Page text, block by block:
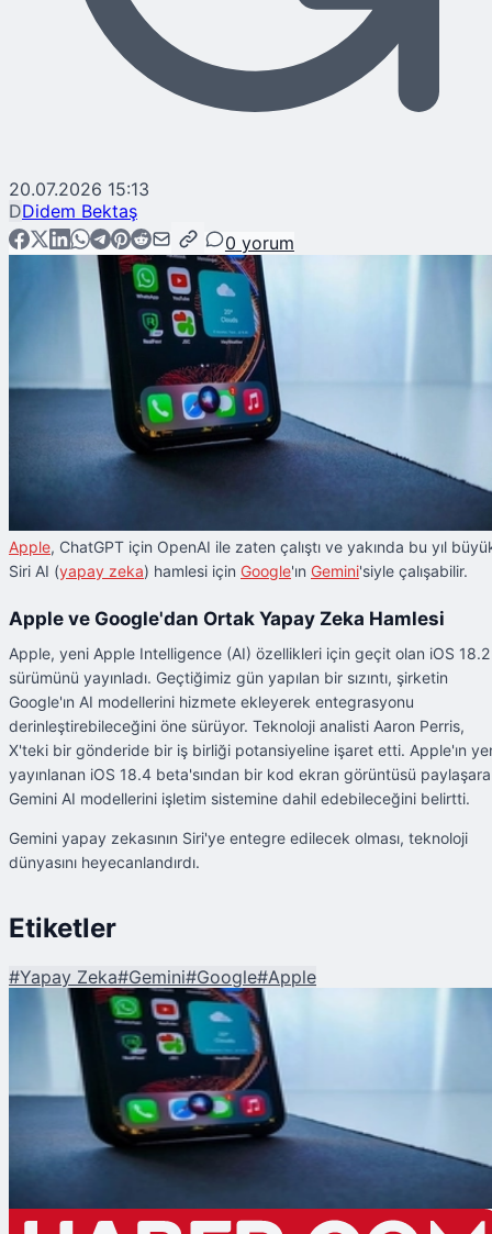
20.07.2026 15:13
DDidem Bektaş
0 yorum
Apple, ChatGPT için OpenAI ile zaten çalıştı ve yakında bu yıl
Siri AI (yapay zeka) hamlesi için Google'ın Gemini'siyle çalışabilir.
Apple ve Google'dan Ortak Yapay Zeka Hamlesi
Apple, yeni Apple Intelligence (AI) özellikleri için geçit olan iOS 18.2
sürümünü yayınladı. Geçtiğimiz gün yapılan bir sızıntı, şirketin
Google'ın AI modellerini hizmete ekleyerek entegrasyonu
derinleştirebileceğini öne sürüyor. Teknoloji analisti Aaron Perris,
X'teki bir gönderide bir iş birliği potansiyeline işaret etti. Apple'ın
yayınlanan iOS 18.4 beta'sından bir kod ekran görüntüsü
Gemini AI modellerini işletim sistemine dahil edebileceğini belirtti.
Gemini yapay zekasının Siri'ye entegre edilecek olması, teknoloji
dünyasını heyecanlandırdı.
Etiketler
#Yapay Zeka#Gemini#Google#Apple
Apple Siri, Google Gemini ile Birleşiyor